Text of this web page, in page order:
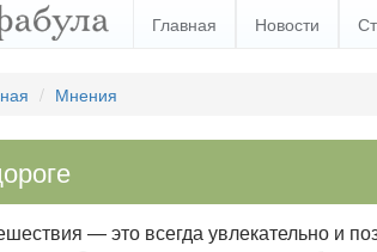
Главная Новости
Мнения
— это всегда увлекательно и